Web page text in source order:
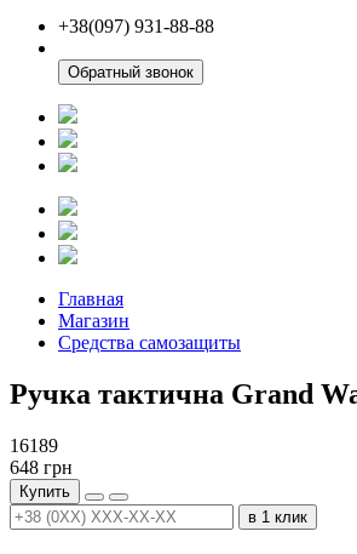
+38(097) 931-88-88
Обратный звонок
Главная
Магазин
Средства самозащиты
Ручка тактична Grand
16189
648 грн
Купить
в 1 клик